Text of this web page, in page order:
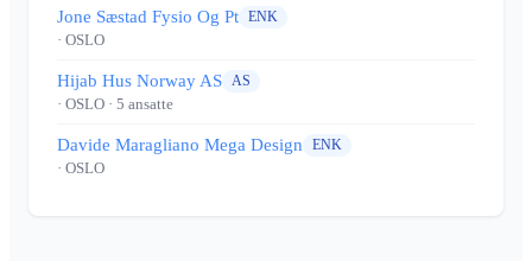
Jone Sæstad Fysio Og Pt ENK
· OSLO
Hijab Hus Norway AS AS
· OSLO · 5 ansatte
Davide Maragliano Mega Design ENK
· OSLO